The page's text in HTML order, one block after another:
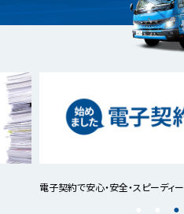
電子契約で安心・安全・スピーディー